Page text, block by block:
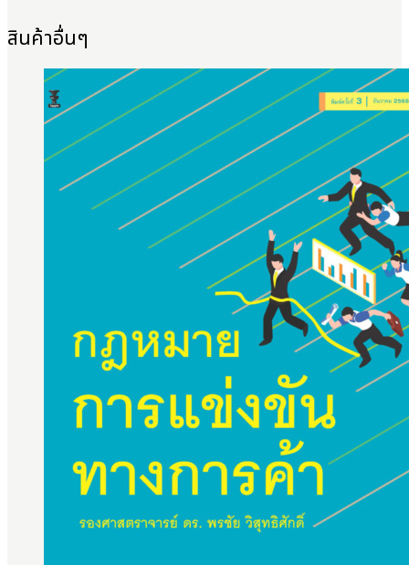
สินค้าอื่นๆ